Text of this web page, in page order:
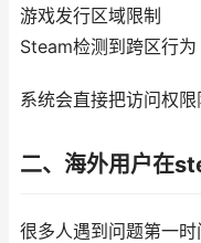
游戏发行区域限制
Steam检测到跨区行为
系统会直接把访问权限
二、海外用户在
很多人遇到问题第一时